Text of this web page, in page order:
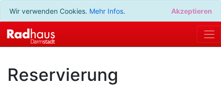
Wir verwenden Cookies. Mehr Infos. Akzeptieren
Reservierung